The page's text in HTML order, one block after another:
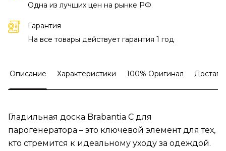
Одна из лучших цен на рынке РФ
Гарантия
На все товары действует гарантия 1 год
Описание Характеристики 100% Оригинал
Гладильная доска Brabantia C для
парогенератора – это ключевой элемент для тех,
кто стремится к идеальному уходу за одеждой.